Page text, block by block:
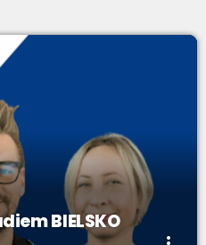
BIELSKO